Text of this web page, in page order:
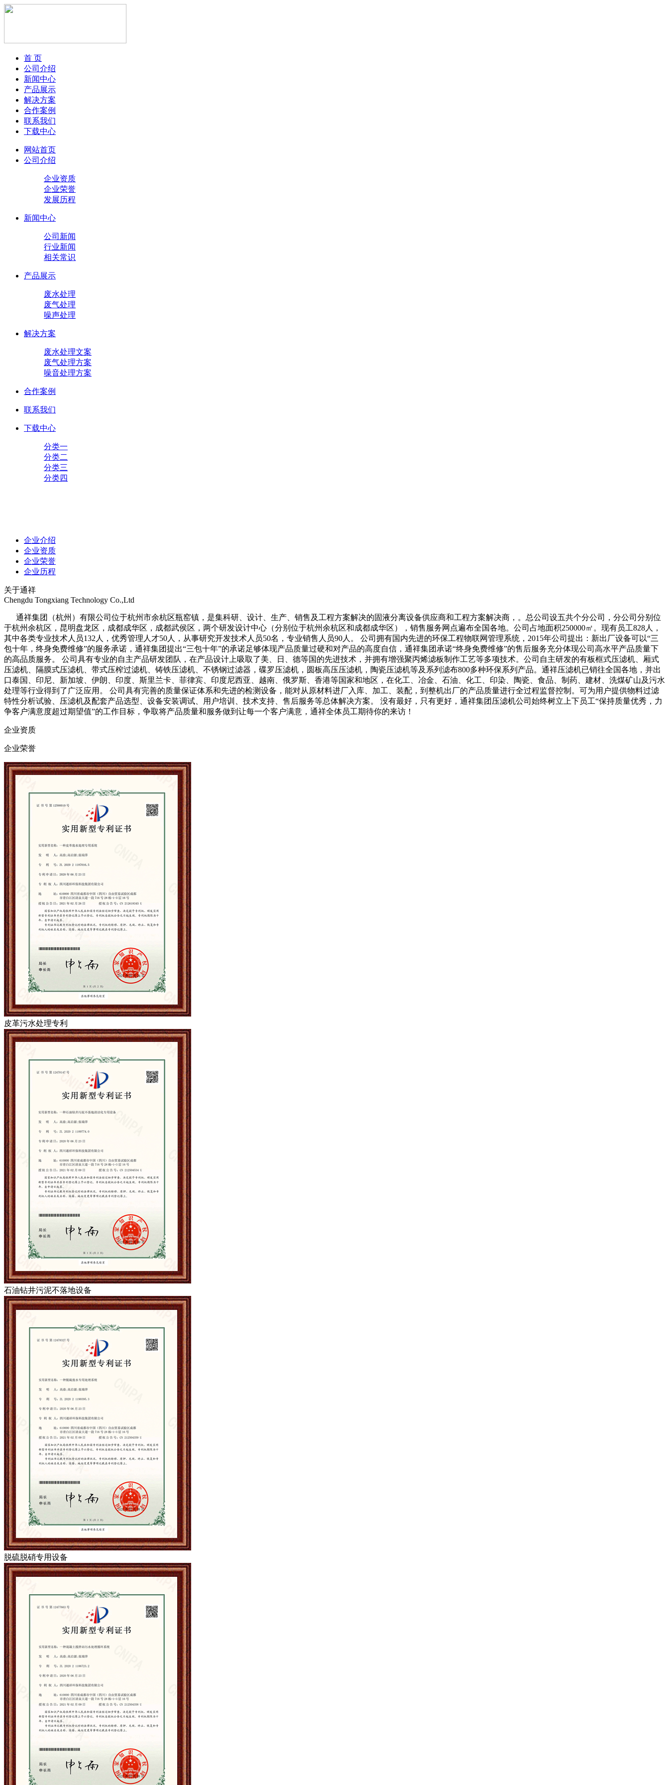
首 页
公司介绍
新闻中心
产品展示
解决方案
合作案例
联系我们
下载中心
网站首页
公司介绍
企业资质
企业荣誉
发展历程
新闻中心
公司新闻
行业新闻
相关常识
产品展示
废水处理
废气处理
噪声处理
解决方案
废水处理文案
废气处理方案
噪音处理方案
合作案例
联系我们
下载中心
分类一
分类二
分类三
分类四
企业介绍
企业资质
企业荣誉
企业历程
关于通祥
Chengdu Tongxiang Technology Co.,Ltd
通祥集团（杭州）有限公司位于杭州市余杭区瓶窑镇，是集科研、设计、生产、销售及工程方案解决的固液分离设备供应商和工程方案解决商，。总公司设五共个分公司，分公司分别位
于杭州余杭区，昆明盘龙区，成都成华区，成都武侯区，两个研发设计中心（分别位于杭州余杭区和成都成华区），销售服务网点遍布全国各地。公司占地面积250000㎡。现有员工828人，
其中各类专业技术人员132人，优秀管理人才50人，从事研究开发技术人员50名，专业销售人员90人。 公司拥有国内先进的环保工程物联网管理系统，2015年公司提出：新出厂设备可以“三
包十年，终身免费维修”的服务承诺，通祥集团提出“三包十年”的承诺足够体现产品质量过硬和对产品的高度自信，通祥集团承诺“终身免费维修”的售后服务充分体现公司高水平产品质量下
的高品质服务。 公司具有专业的自主产品研发团队，在产品设计上吸取了美、日、德等国的先进技术，并拥有增强聚丙烯滤板制作工艺等多项技术。公司自主研发的有板框式压滤机、厢式
压滤机、隔膜式压滤机、带式压榨过滤机、铸铁压滤机、不锈钢过滤器，碟罗压滤机，圆板高压压滤机，陶瓷压滤机等及系列滤布800多种环保系列产品。通祥压滤机已销往全国各地，并出
口泰国、印尼、新加坡、伊朗、印度、斯里兰卡、菲律宾、印度尼西亚、越南、俄罗斯、香港等国家和地区，在化工、冶金、石油、化工、印染、陶瓷、食品、制药、建材、洗煤矿山及污水
处理等行业得到了广泛应用。 公司具有完善的质量保证体系和先进的检测设备，能对从原材料进厂入库、加工、装配，到整机出厂的产品质量进行全过程监督控制。可为用户提供物料过滤
特性分析试验、压滤机及配套产品选型、设备安装调试、用户培训、技术支持、售后服务等总体解决方案。 没有最好，只有更好，通祥集团压滤机公司始终树立上下员工“保持质量优秀，力
争客户满意度超过期望值”的工作目标，争取将产品质量和服务做到让每一个客户满意，通祥全体员工期待你的来访！
企业资质
企业荣誉
皮革污水处理专利
石油钻井污泥不落地设备
脱硫脱硝专用设备